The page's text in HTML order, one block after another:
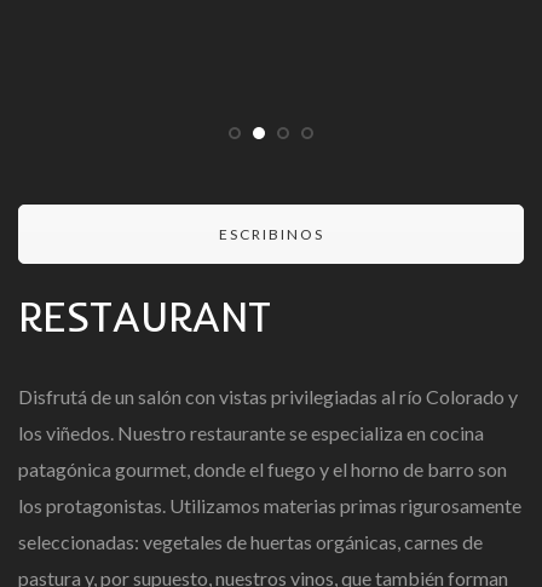
ESCRIBINOS
RESTAURANT
Disfrutá de un salón con vistas privilegiadas al río Colorado y
los viñedos. Nuestro restaurante se especializa en cocina
patagónica gourmet, donde el fuego y el horno de barro son
los protagonistas. Utilizamos materias primas rigurosamente
seleccionadas: vegetales de huertas orgánicas, carnes de
pastura y, por supuesto, nuestros vinos, que también forman